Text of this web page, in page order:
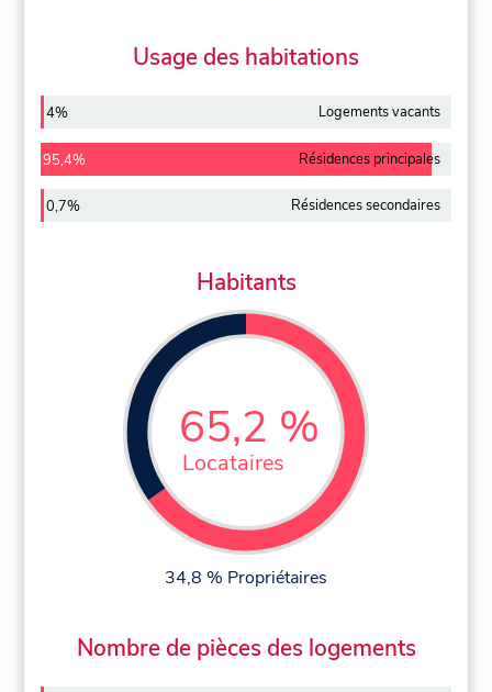
Usage des habitations
4% Logements vacants
95,4% Résidences principales
0,7% Résidences secondaires
Habitants
65,2 %
Locataires
34,8 % Propriétaires
Nombre de pièces des logements